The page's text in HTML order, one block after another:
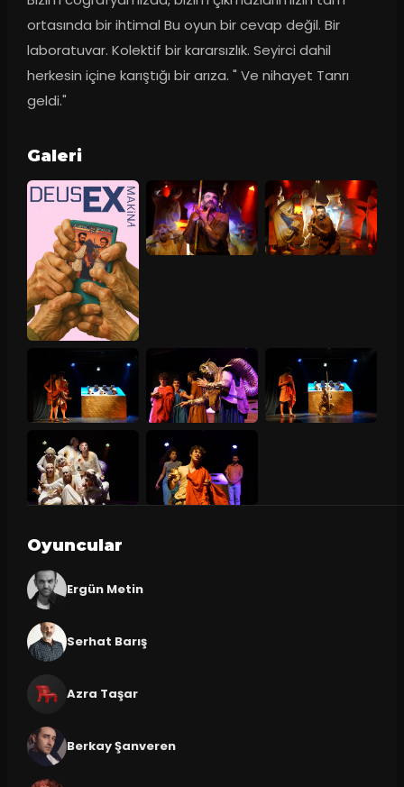
ortasında bir ihtimal Bu oyun bir cevap değil. Bir
laboratuvar. Kolektif bir kararsızlık. Seyirci dahil
herkesin içine karıştığı bir arıza. " Ve nihayet Tanrı
geldi."
Galeri
Oyuncular
Ergün Metin
Serhat Barış
Azra Taşar
Berkay Şanveren